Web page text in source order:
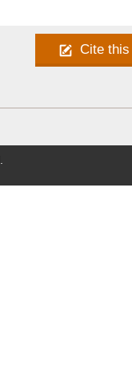
Cite this